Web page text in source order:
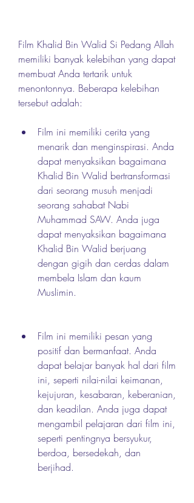
Film Khalid Bin Walid Si Pedang Allah
memiliki banyak kelebihan yang dapat
membuat Anda tertarik untuk
menontonnya. Beberapa kelebihan
tersebut adalah:
Film ini memiliki cerita yang
menarik dan menginspirasi. Anda
dapat menyaksikan bagaimana
Khalid Bin Walid bertransformasi
dari seorang musuh menjadi
seorang sahabat Nabi
Muhammad SAW. Anda juga
dapat menyaksikan bagaimana
Khalid Bin Walid berjuang
dengan gigih dan cerdas dalam
membela Islam dan kaum
Muslimin.
Film ini memiliki pesan yang
positif dan bermanfaat. Anda
dapat belajar banyak hal dari film
ini, seperti nilai-nilai keimanan,
kejujuran, kesabaran, keberanian,
dan keadilan. Anda juga dapat
mengambil pelajaran dari film ini,
seperti pentingnya bersyukur,
berdoa, bersedekah, dan
berjihad.